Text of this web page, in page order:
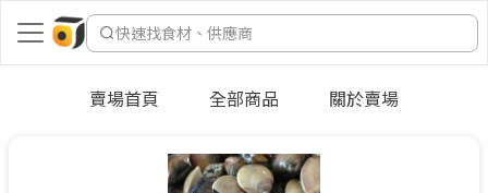
快速找食材、供應商
賣場首頁 全部商品 關於賣場